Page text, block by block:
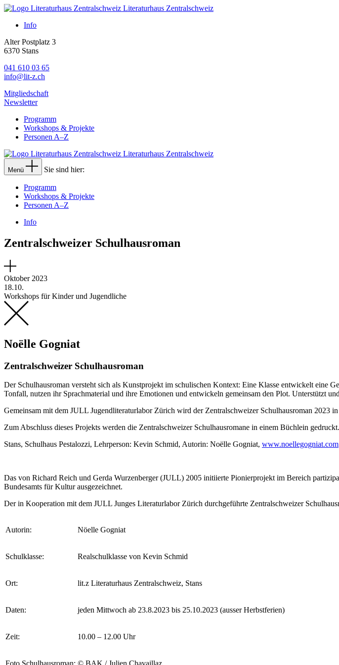
Literaturhaus Zentralschweiz
Info
Alter Postplatz 3
6370 Stans
041 610 03 65
info@lit-z.ch
Mitgliedschaft
Newsletter
Programm
Workshops & Projekte
Personen A–Z
Literaturhaus Zentralschweiz
Menü Sie sind hier:
Programm
Workshops & Projekte
Personen A–Z
Info
Zentralschweizer Schulhausroman
Oktober 2023
18.10.
Workshops für Kinder und Jugendliche
Noëlle Gogniat
Zentralschweizer Schulhausroman
Der Schulhausroman versteht sich als Kunstprojekt im schulischen Kontext: Eine Klasse entwickelt eine
Tonfall, nutzen ihr Sprachmaterial und ihre Emotionen und entwickeln gemeinsam den Plot. Unterstützt
Gemeinsam mit dem JULL Jugendliteraturlabor Zürich wird der Zentralschweizer Schulhausroman 2023
Zum Abschluss dieses Projekts werden die Zentralschweizer Schulhausromane in einem Büchlein
Stans, Schulhaus Pestalozzi, Lehrperson: Kevin Schmid, Autorin: Noëlle Gogniat, www.noellegogniat.com
Das von Richard Reich und Gerda Wurzenberger (JULL) 2005 initiierte Pionierprojekt im Bereich
Bundesamts für Kultur ausgezeichnet.
Der in Kooperation mit dem JULL Junges Literaturlabor Zürich durchgeführte Zentralschweizer
Autorin: Nöelle Gogniat
Schulklasse: Realschulklasse von Kevin Schmid
Ort: lit.z Literaturhaus Zentralschweiz, Stans
Daten: jeden Mittwoch ab 23.8.2023 bis 25.10.2023 (ausser Herbstferien)
Zeit: 10.00 – 12.00 Uhr